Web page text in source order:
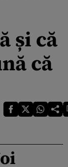
și că
că